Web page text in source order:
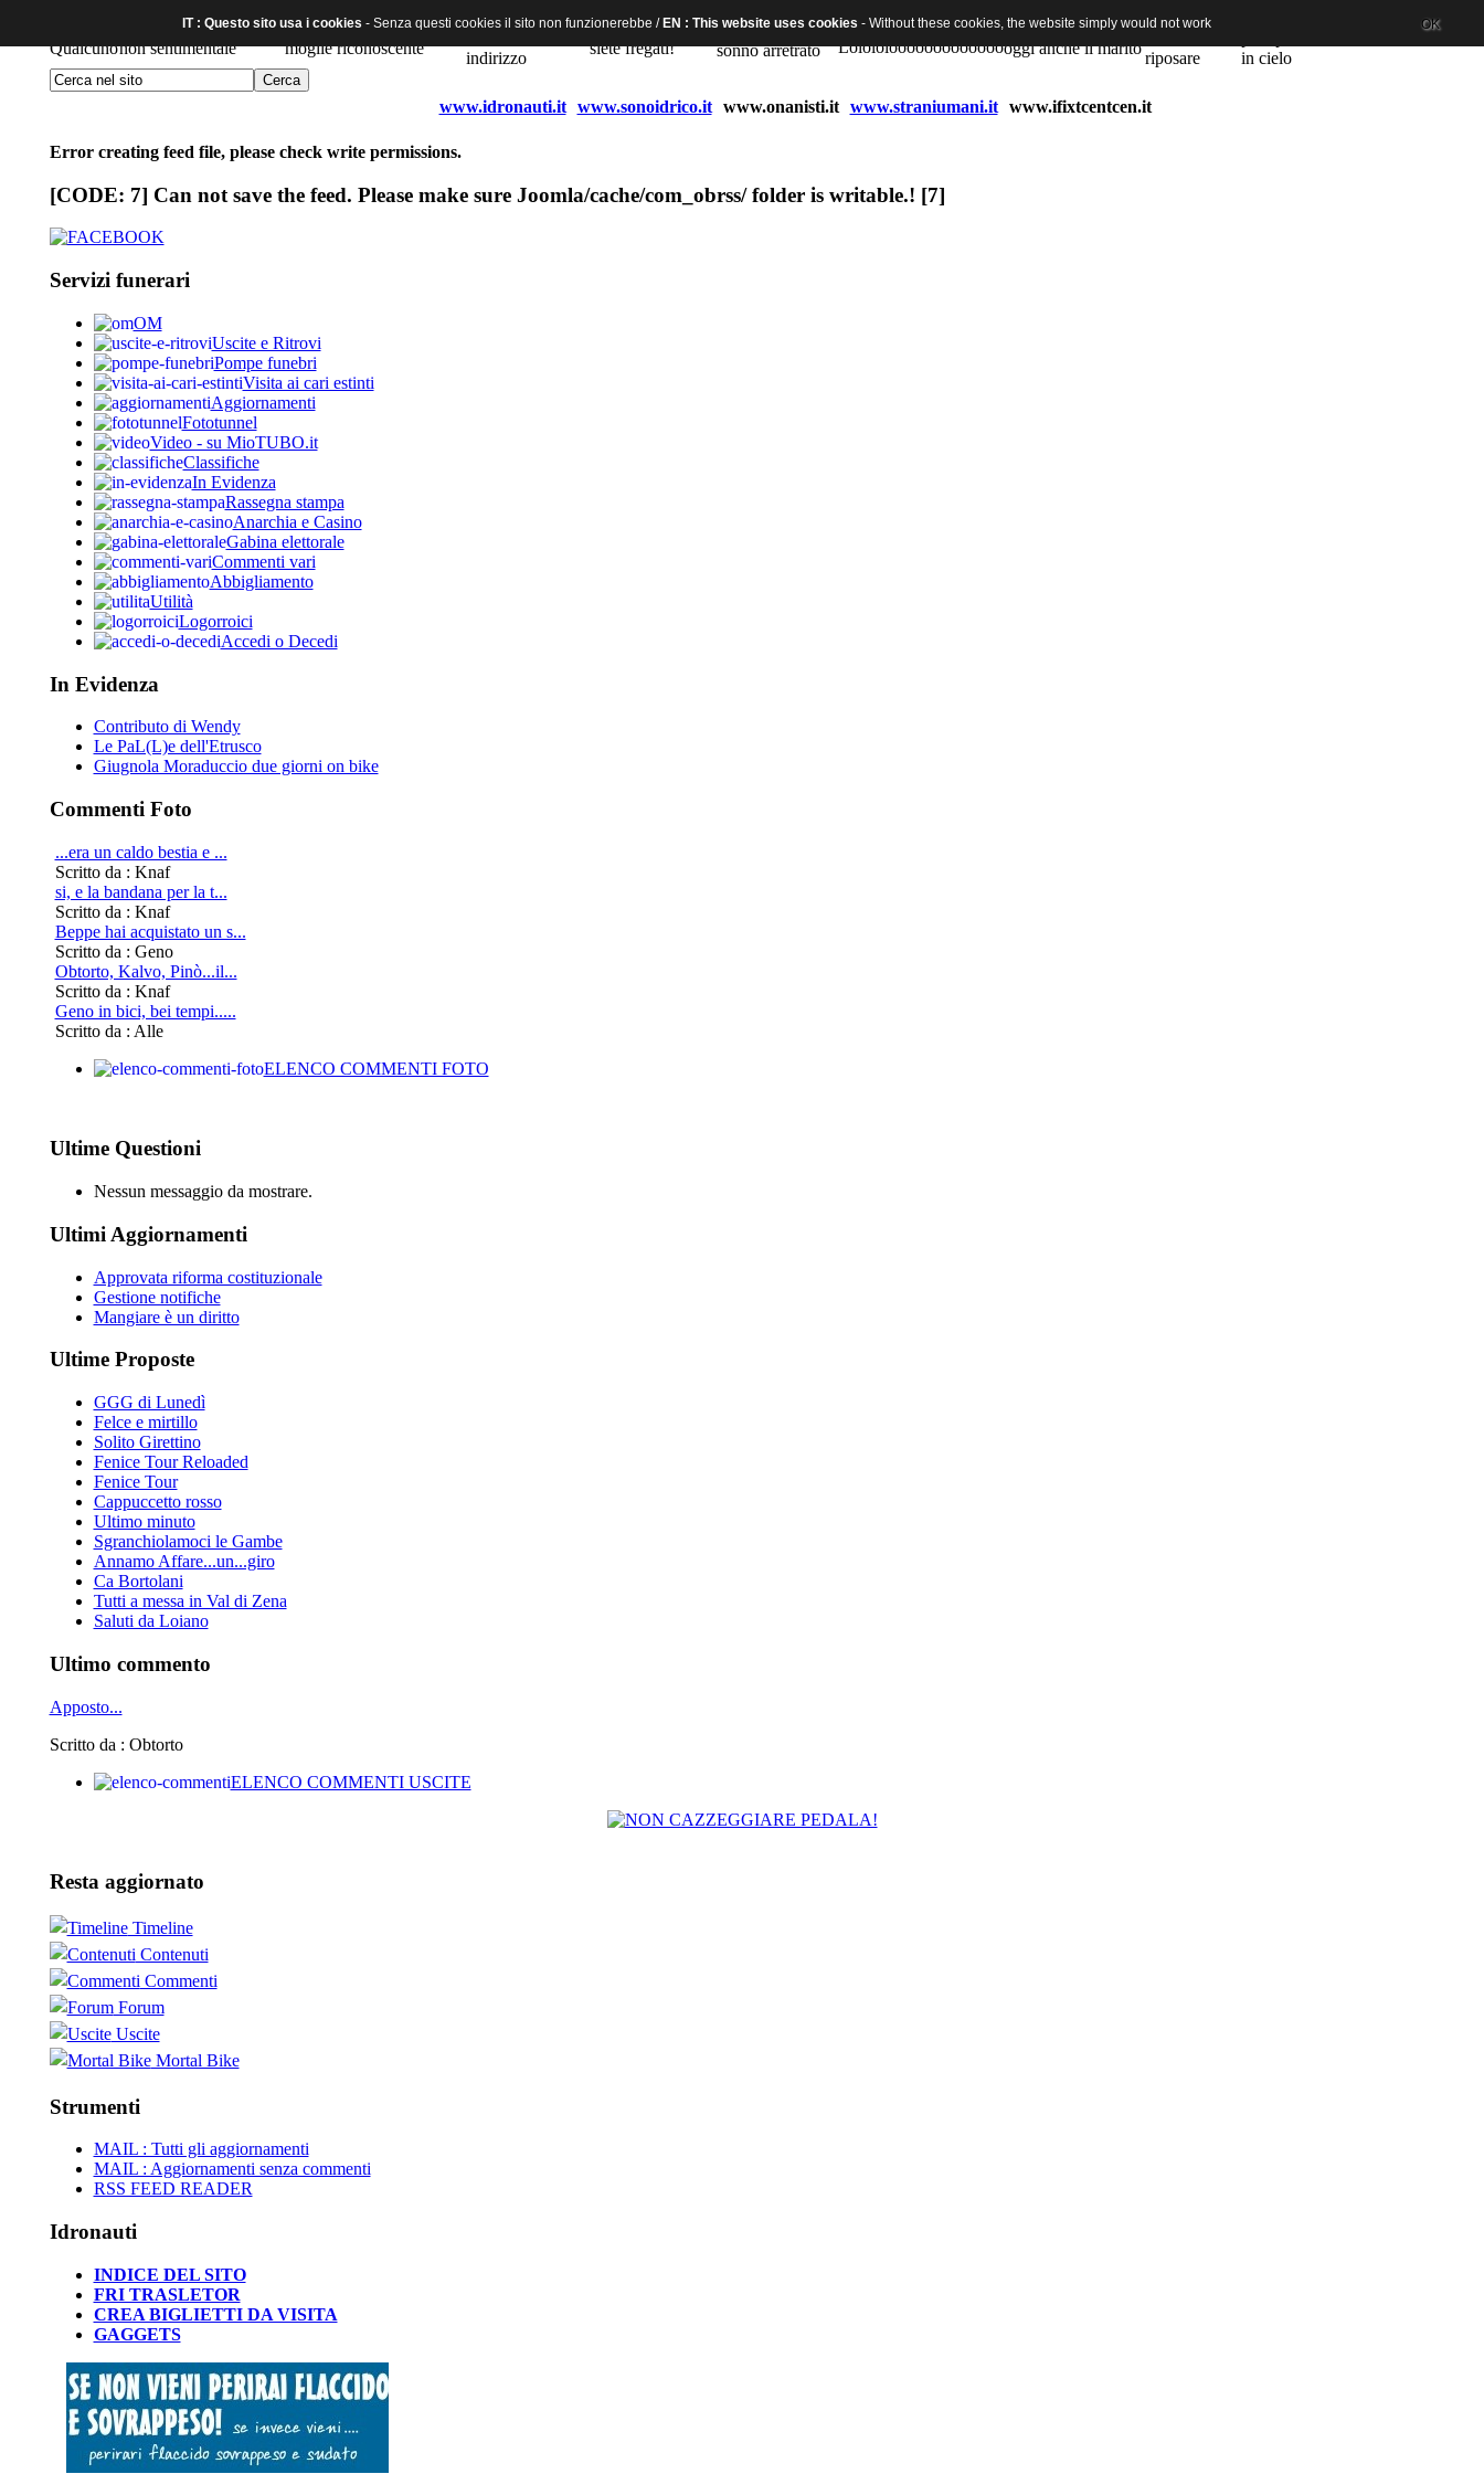
www.idronauti.it www.sonoidrico.it www.onanisti.it www.straniumani.it www.ifixtcentcen.it
Error creating feed file, please check write permissions.
[CODE: 7] Can not save the feed. Please make sure Joomla/cache/com_obrss/ folder is writable.! [7]
Servizi funerari
OM
Uscite e Ritrovi
Pompe funebri
Visita ai cari estinti
Aggiornamenti
Fototunnel
Video - su MioTUBO.it
Classifiche
In Evidenza
Rassegna stampa
Anarchia e Casino
Gabina elettorale
Commenti vari
Abbigliamento
Utilità
Logorroici
Accedi o Decedi
In Evidenza
Contributo di Wendy
Le PaL(L)e dell'Etrusco
Giugnola Moraduccio due giorni on bike
Commenti Foto
...era un caldo bestia e ...
Scritto da : Knaf
si, e la bandana per la t...
Scritto da : Knaf
Beppe hai acquistato un s...
Scritto da : Geno
Obtorto, Kalvo, Pinò...il...
Scritto da : Knaf
Geno in bici, bei tempi.....
Scritto da : Alle
ELENCO COMMENTI FOTO
Ultime Questioni
Nessun messaggio da mostrare.
Ultimi Aggiornamenti
Approvata riforma costituzionale
Gestione notifiche
Mangiare è un diritto
Ultime Proposte
GGG di Lunedì
Felce e mirtillo
Solito Girettino
Fenice Tour Reloaded
Fenice Tour
Cappuccetto rosso
Ultimo minuto
Sgranchiolamoci le Gambe
Annamo Affare...un...giro
Ca Bortolani
Tutti a messa in Val di Zena
Saluti da Loiano
Ultimo commento
Apposto...
Scritto da : Obtorto
ELENCO COMMENTI USCITE
Resta aggiornato
Timeline
Contenuti
Commenti
Forum
Uscite
Mortal Bike
Strumenti
MAIL : Tutti gli aggiornamenti
MAIL : Aggiornamenti senza commenti
RSS FEED READER
Idronauti
INDICE DEL SITO
FRI TRASLETOR
CREA BIGLIETTI DA VISITA
GAGGETS
IT : Questo sito usa i cookies - Senza questi cookies il sito non funzionerebbe / EN : This website uses cookies - Without these cookies, the website simply would not work OK